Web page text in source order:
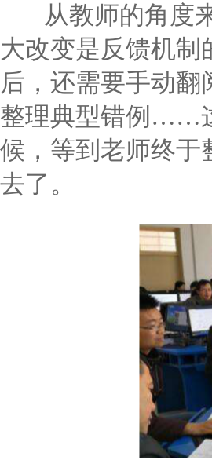
从教师的角度来
大改变是反馈机
后，还需要手动
整理典型错例……
候，等到老师终于
去了。